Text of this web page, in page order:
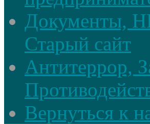
Документы,
Старый сайт
Антитеррор,
Вернуться к